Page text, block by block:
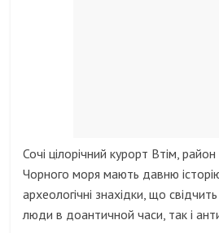
Сочі цілорічний курорт Втім,
Чорного моря мають давню
археологічні знахідки, що
люди в доантичной часи, так і